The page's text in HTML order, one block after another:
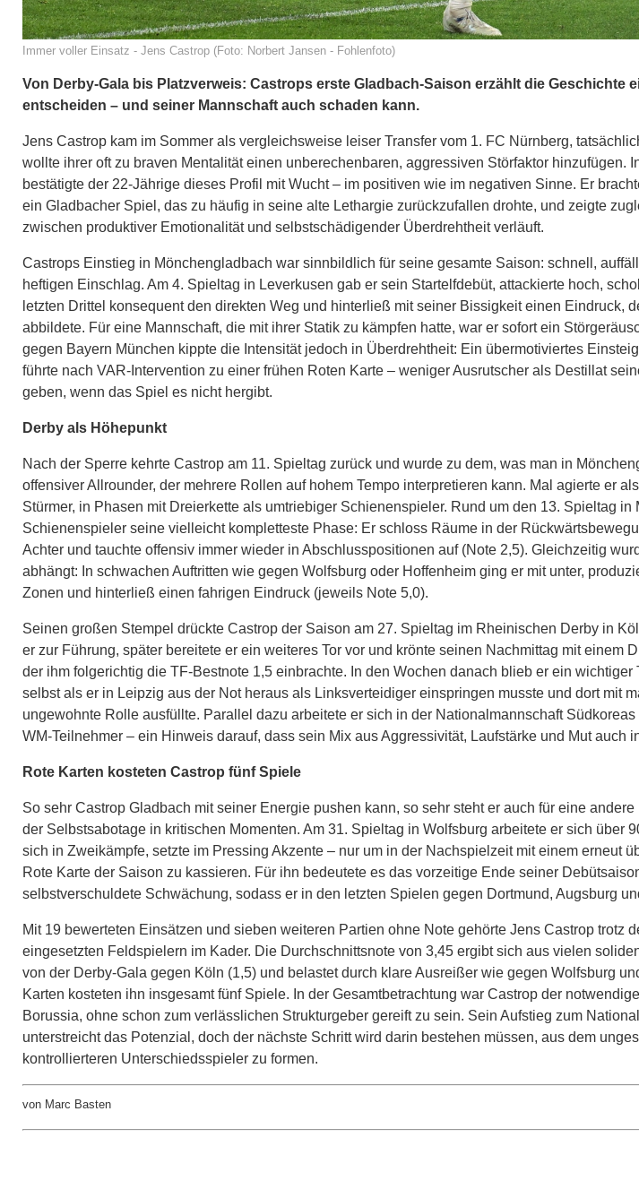
Immer voller Einsatz - Jens Castrop (Foto: Norbert Jansen - Fohlenfoto)
Von Derby-Gala bis Platzverweis: Castrops erste Gladbach-Saison erzählt die Geschichte
entscheiden – und seiner Mannschaft auch schaden kann.
Jens Castrop kam im Sommer als vergleichsweise leiser Transfer vom 1. FC Nürnberg,
wollte ihrer oft zu braven Mentalität einen unberechenbaren, aggressiven Störfaktor hinzufügen.
bestätigte der 22-Jährige dieses Profil mit Wucht – im positiven wie im negativen Sinne. Er
ein Gladbacher Spiel, das zu häufig in seine alte Lethargie zurückzufallen drohte, und zeigte
zwischen produktiver Emotionalität und selbstschädigender Überdrehtheit verläuft.
Castrops Einstieg in Mönchengladbach war sinnbildlich für seine gesamte Saison: schnell,
heftigen Einschlag. Am 4. Spieltag in Leverkusen gab er sein Startelfdebüt, attackierte hoch,
letzten Drittel konsequent den direkten Weg und hinterließ mit seiner Bissigkeit einen Eindruck,
abbildete. Für eine Mannschaft, die mit ihrer Statik zu kämpfen hatte, war er sofort ein
gegen Bayern München kippte die Intensität jedoch in Überdrehtheit: Ein übermotiviertes
führte nach VAR-Intervention zu einer frühen Roten Karte – weniger Ausrutscher als Destillat
geben, wenn das Spiel es nicht hergibt.
Derby als Höhepunkt
Nach der Sperre kehrte Castrop am 11. Spieltag zurück und wurde zu dem, was man in
offensiver Allrounder, der mehrere Rollen auf hohem Tempo interpretieren kann. Mal agierte er
Stürmer, in Phasen mit Dreierkette als umtriebiger Schienenspieler. Rund um den 13. Spieltag in
Schienenspieler seine vielleicht kompletteste Phase: Er schloss Räume in der
Achter und tauchte offensiv immer wieder in Abschlusspositionen auf (Note 2,5). Gleichzeitig
abhängt: In schwachen Auftritten wie gegen Wolfsburg oder Hoffenheim ging er mit unter,
Zonen und hinterließ einen fahrigen Eindruck (jeweils Note 5,0).
Seinen großen Stempel drückte Castrop der Saison am 27. Spieltag im Rheinischen Derby in
er zur Führung, später bereitete er ein weiteres Tor vor und krönte seinen Nachmittag mit einem
der ihm folgerichtig die TF-Bestnote 1,5 einbrachte. In den Wochen danach blieb er ein wichtiger
selbst als er in Leipzig aus der Not heraus als Linksverteidiger einspringen musste und dort mit
ungewohnte Rolle ausfüllte. Parallel dazu arbeitete er sich in der Nationalmannschaft
WM-Teilnehmer – ein Hinweis darauf, dass sein Mix aus Aggressivität, Laufstärke und Mut auch
Rote Karten kosteten Castrop fünf Spiele
So sehr Castrop Gladbach mit seiner Energie pushen kann, so sehr steht er auch für eine
der Selbstsabotage in kritischen Momenten. Am 31. Spieltag in Wolfsburg arbeitete er sich über
sich in Zweikämpfe, setzte im Pressing Akzente – nur um in der Nachspielzeit mit einem erneut
Rote Karte der Saison zu kassieren. Für ihn bedeutete es das vorzeitige Ende seiner
selbstverschuldete Schwächung, sodass er in den letzten Spielen gegen Dortmund, Augsburg
Mit 19 bewerteten Einsätzen und sieben weiteren Partien ohne Note gehörte Jens Castrop trotz
eingesetzten Feldspielern im Kader. Die Durchschnittsnote von 3,45 ergibt sich aus vielen
von der Derby-Gala gegen Köln (1,5) und belastet durch klare Ausreißer wie gegen Wolfsburg
Karten kosteten ihn insgesamt fünf Spiele. In der Gesamtbetrachtung war Castrop der
Borussia, ohne schon zum verlässlichen Strukturgeber gereift zu sein. Sein Aufstieg zum
unterstreicht das Potenzial, doch der nächste Schritt wird darin bestehen müssen, aus dem
kontrollierteren Unterschiedsspieler zu formen.
von Marc Basten